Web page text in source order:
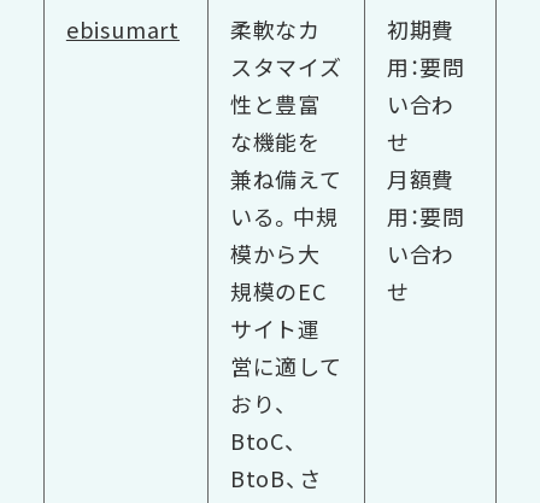
ebisumart
柔軟なカ
スタマイズ
性と豊富
な機能を
兼ね備えて
いる。中規
模から大
規模のEC
サイト運
営に適して
おり、
BtoC、
BtoB、さ
初期費
用：要問
い合わ
せ
月額費
用：要問
い合わ
せ